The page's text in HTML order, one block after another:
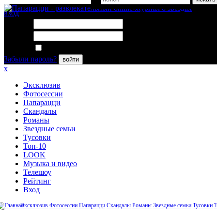
вход
Забыли пароль?
войти
x
Эксклюзив
Фотосессии
Папарацци
Скандалы
Романы
Звездные семьи
Тусовки
Топ-10
LOOK
Музыка и видео
Телешоу
Рейтинг
Вход
Эксклюзив Фотосессии Папарацци Скандалы Романы Звездные семьи Тусовки